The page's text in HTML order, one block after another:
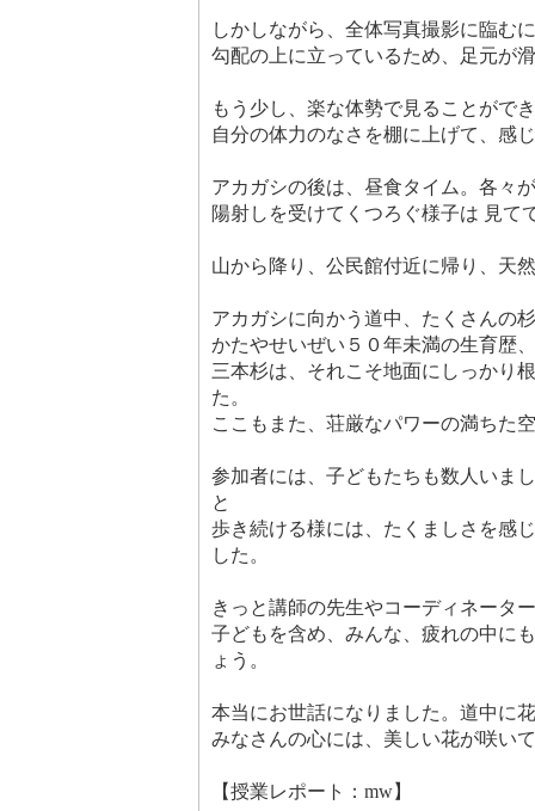
しかしながら、全体写真撮影に臨む
勾配の上に立っているため、足元が
もう少し、楽な体勢で見ることがで
自分の体力のなさを棚に上げて、感
アカガシの後は、昼食タイム。各々
陽射しを受けてくつろぐ様子は 見て
山から降り、公民館付近に帰り、天
アカガシに向かう道中、たくさんの
かたやせいぜい５０年未満の生育歴
三本杉は、それこそ地面にしっかり
た。
ここもまた、荘厳なパワーの満ちた
参加者には、子どもたちも数人いま
と
歩き続ける様には、たくましさを感
した。
きっと講師の先生やコーディネータ
子どもを含め、みんな、疲れの中に
ょう。
本当にお世話になりました。道中に
みなさんの心には、美しい花が咲い
【授業レポート：mw】